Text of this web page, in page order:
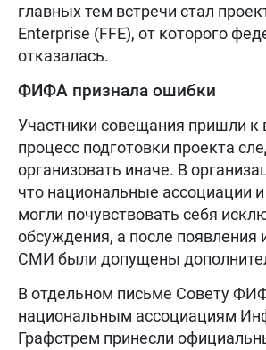
главных тем встречи стал
Enterprise (FFE), от которого
отказалась.
ФИФА признала ошибки
Участники совещания пришли к
процесс подготовки проекта
организовать иначе. В
что национальные ассоциации
могли почувствовать себя
обсуждения, а после
СМИ были допущены
В отдельном письме Совету
национальным ассоциациям
Графстрем принесли